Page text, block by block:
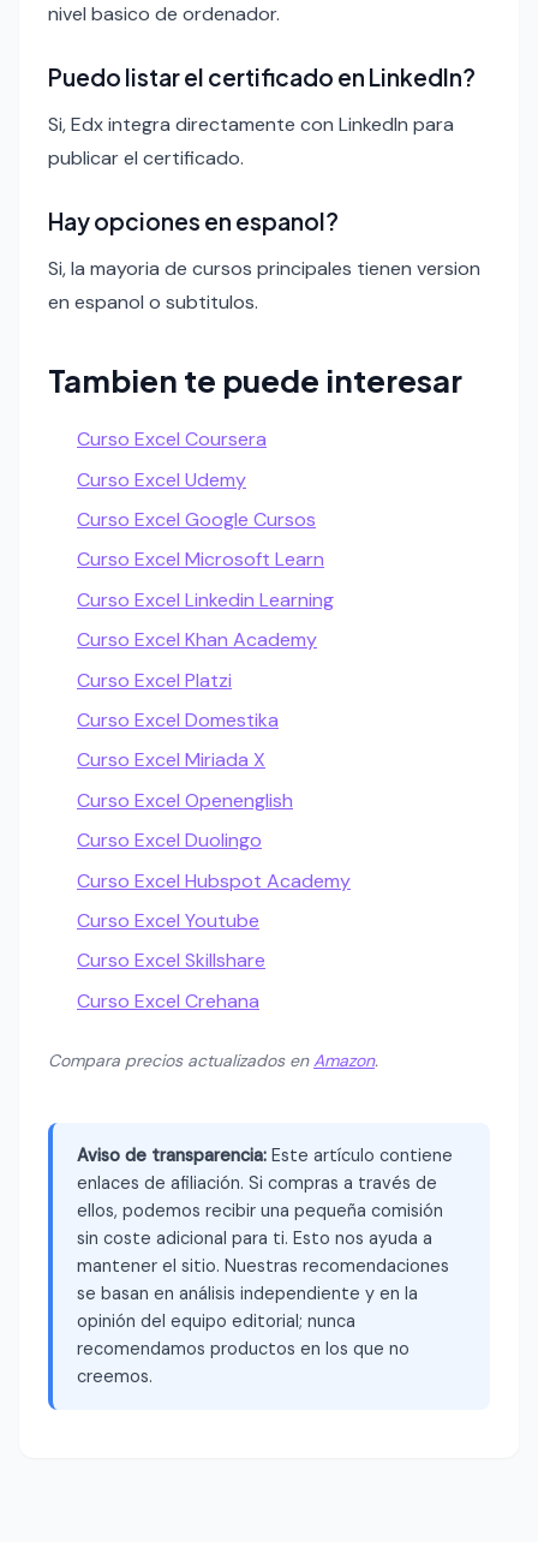
nivel basico de ordenador.
Puedo listar el certificado en LinkedIn?
Si, Edx integra directamente con LinkedIn para
publicar el certificado.
Hay opciones en espanol?
Si, la mayoria de cursos principales tienen version
en espanol o subtitulos.
Tambien te puede interesar
Curso Excel Coursera
Curso Excel Udemy
Curso Excel Google Cursos
Curso Excel Microsoft Learn
Curso Excel Linkedin Learning
Curso Excel Khan Academy
Curso Excel Platzi
Curso Excel Domestika
Curso Excel Miriada X
Curso Excel Openenglish
Curso Excel Duolingo
Curso Excel Hubspot Academy
Curso Excel Youtube
Curso Excel Skillshare
Curso Excel Crehana
Compara precios actualizados enAmazon.
Aviso de transparencia: Este artículo contiene
enlaces de afiliación. Si compras a través de
ellos, podemos recibir una pequeña comisión
sin coste adicional para ti. Esto nos ayuda a
mantener el sitio. Nuestras recomendaciones
se basan en análisis independiente y en la
opinión del equipo editorial; nunca
recomendamos productos en los que no
creemos.